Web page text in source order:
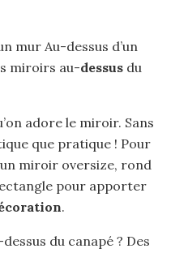
mur Au-dessus d’un
miroirs au-dessus du
adore le miroir. Sans
que pratique ! Pour
miroir oversize, rond
pour apporter
.
du canapé ? Des